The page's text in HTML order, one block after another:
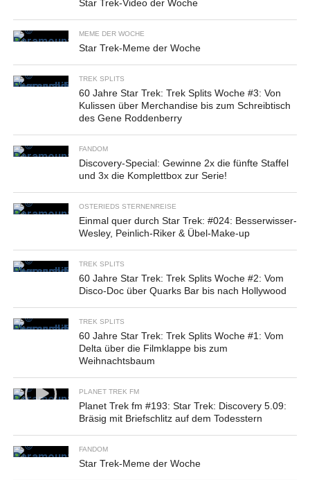
Star Trek-Video der Woche
MEME DER WOCHE
Star Trek-Meme der Woche
TREK SPLITS
60 Jahre Star Trek: Trek Splits Woche #3: Von
Kulissen über Merchandise bis zum Schreibtisch
des Gene Roddenberry
FANDOM
Discovery-Special: Gewinne 2x die fünfte Staffel
und 3x die Komplettbox zur Serie!
OSTERIEDS STERNENREISE
Einmal quer durch Star Trek: #024: Besserwisser-
Wesley, Peinlich-Riker & Übel-Make-up
TREK SPLITS
60 Jahre Star Trek: Trek Splits Woche #2: Vom
Disco-Doc über Quarks Bar bis nach Hollywood
TREK SPLITS
60 Jahre Star Trek: Trek Splits Woche #1: Vom
Delta über die Filmklappe bis zum
Weihnachtsbaum
PLANET TREK FM
Planet Trek fm #193: Star Trek: Discovery 5.09:
Bräsig mit Briefschlitz auf dem Todesstern
FANDOM
Star Trek-Meme der Woche